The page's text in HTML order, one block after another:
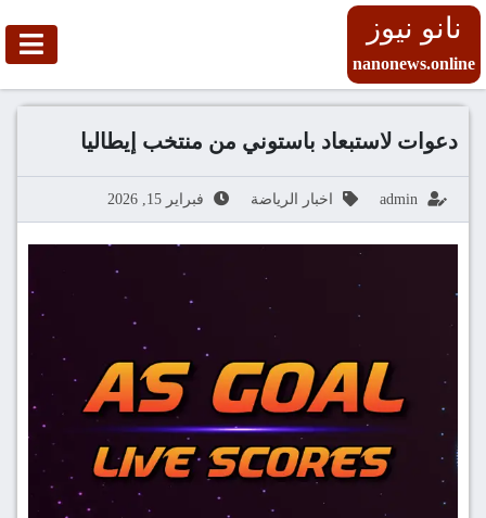
نانو نيوز
nanonews.online
دعوات لاستبعاد باستوني من منتخب إيطاليا
admin اخبار الرياضة فبراير 15, 2026